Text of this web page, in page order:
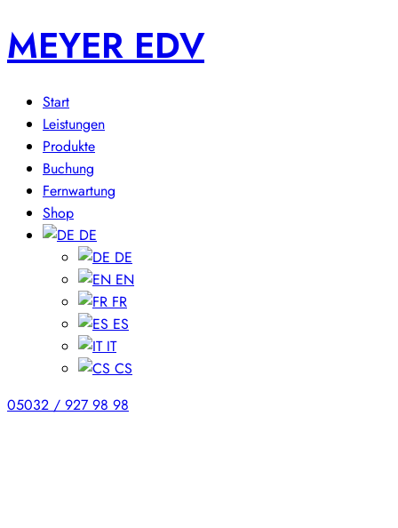
MEYER EDV
Start
Leistungen
Produkte
Buchung
Fernwartung
Shop
DE
DE
EN
FR
ES
IT
CS
05032 / 927 98 98